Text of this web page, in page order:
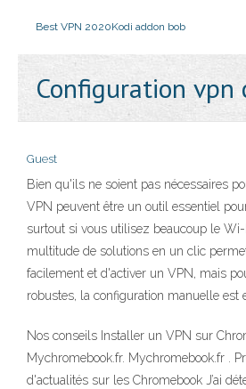
Best VPN 2020Kodi addon bob
Configuration vpn
Guest
Bien qu'ils ne soient pas nécessaires
VPN peuvent être un outil essentiel
surtout si vous utilisez beaucoup le
multitude de solutions en un clic
facilement et d'activer un VPN, mais
robustes, la configuration manuelle est
Nos conseils Installer un VPN sur
Mychromebook.fr. Mychromebook.fr .
d'actualités sur les Chromebook J’ai